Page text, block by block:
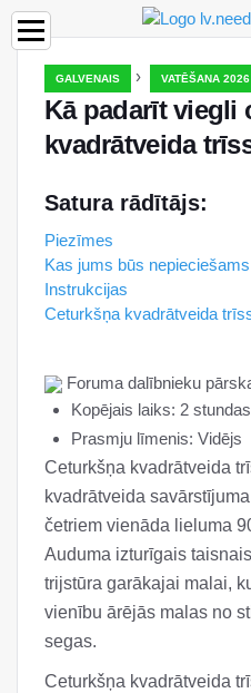
GALVENAIS › VATĒŠANA 2026
Kā padarīt viegli
kvadrātveida
Satura rādītājs:
Piezīmes
Kas jums būs nepieciešams
Instrukcijas
Ceturkšņa kvadrātveida
Foruma dalībnieku
Kopējais laiks: 2 stundas
Prasmju līmenis: Vidējs
Ceturkšņa kvadrātveida
kvadrātveida
četriem vienāda lieluma
Auduma izturīgais
trijstūra garākajai malai,
vienību ārējās malas no
segas.
Ceturkšņa kvadrātveida